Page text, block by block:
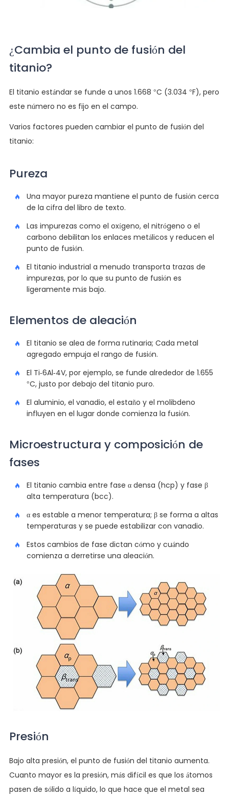
¿Cambia el punto de fusión del
titanio?
El titanio estándar se funde a unos 1.668 °C (3.034 °F), pero
este número no es fijo en el campo.
Varios factores pueden cambiar el punto de fusión del
titanio:
Pureza
Una mayor pureza mantiene el punto de fusión cerca
de la cifra del libro de texto.
Las impurezas como el oxígeno, el nitrógeno o el
carbono debilitan los enlaces metálicos y reducen el
punto de fusión.
El titanio industrial a menudo transporta trazas de
impurezas, por lo que su punto de fusión es
ligeramente más bajo.
Elementos de aleación
El titanio se alea de forma rutinaria; Cada metal
agregado empuja el rango de fusión.
El Ti-6Al-4V, por ejemplo, se funde alrededor de 1.655
°C, justo por debajo del titanio puro.
El aluminio, el vanadio, el estaño y el molibdeno
influyen en el lugar donde comienza la fusión.
Microestructura y composición de
fases
El titanio cambia entre fase α densa (hcp) y fase β
alta temperatura (bcc).
α es estable a menor temperatura; β se forma a altas
temperaturas y se puede estabilizar con vanadio.
Estos cambios de fase dictan cómo y cuándo
comienza a derretirse una aleación.
Presión
Bajo alta presión, el punto de fusión del titanio aumenta.
Cuanto mayor es la presión, más difícil es que los átomos
pasen de sólido a líquido, lo que hace que el metal sea